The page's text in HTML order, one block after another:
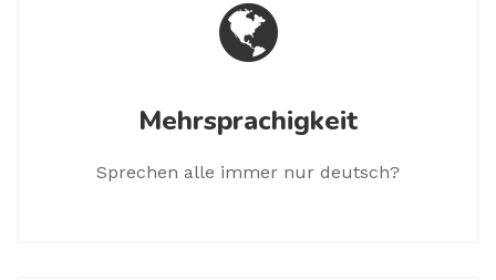
Mehrsprachigkeit
Sprechen alle immer nur deutsch?